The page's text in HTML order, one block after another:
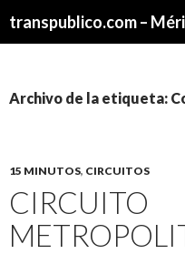
transpublico.com –
Archivo de la etiqueta:
15 MINUTOS, CIRCUITOS
CIRCUITO